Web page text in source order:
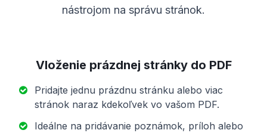
nástrojom na správu stránok.
Vloženie prázdnej stránky do PDF
Pridajte jednu prázdnu stránku alebo viac
stránok naraz kdekoľvek vo vašom PDF.
Ideálne na pridávanie poznámok, príloh alebo